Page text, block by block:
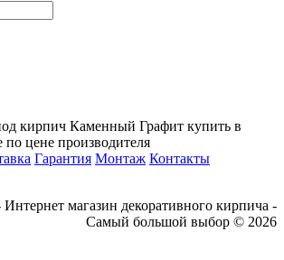
кирпич Каменный Графит купить в
по цене производителя
Гарантия Монтаж Контакты
Интернет магазин декоративного кирпича -
Самый большой выбор © 2026